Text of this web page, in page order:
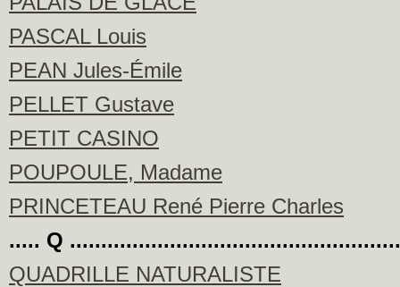
PASCAL Louis
PEAN Jules-Émile
PELLET Gustave
PETIT CASINO
POUPOULE, Madame
PRINCETEAU René Pierre Charles
..... Q
QUADRILLE NATURALISTE